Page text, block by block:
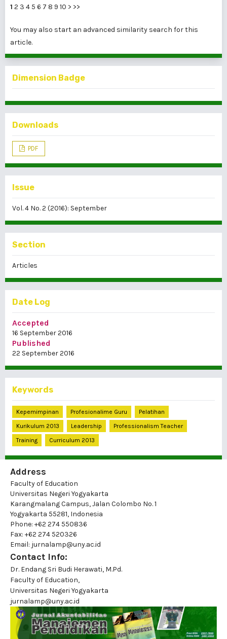
1 2 3 4 5 6 7 8 9 10 > >>
You may also start an advanced similarity search for this
article.
Dimension Badge
Downloads
PDF
Issue
Vol. 4 No. 2 (2016): September
Section
Articles
Date Log
Accepted
16 September 2016
Published
22 September 2016
Keywords
Kepemimpinan Profesionalime Guru
Pelatihan
Kurikulum 2013
Leadership
Professionalism Teacher
Training
Curriculum 2013
Address
Faculty of Education
Universitas Negeri Yogyakarta
Karangmalang Campus, Jalan Colombo No. 1
Yogyakarta 55281, Indonesia
Phone: +62 274 550836
Fax: +62 274 520326
Email: jurnalamp@uny.ac.id
Contact Info:
Dr. Endang Sri Budi Herawati, M.Pd.
Faculty of Education,
Universitas Negeri Yogyakarta
jurnalamp@uny.ac.id